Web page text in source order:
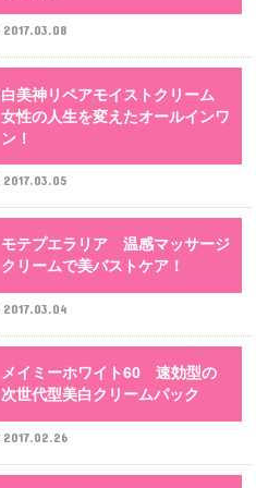
2017.03.08
白美神リペアモイストクリーム
女性の人生を変えたオールインワ
ン！
2017.03.05
モテプエラリア 温感マッサージ
クリームで美バストケア！
2017.03.04
メイミーホワイト60 速効型の
次世代型美白クリームパック
2017.02.26